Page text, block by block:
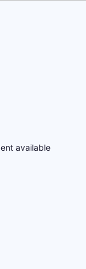
available